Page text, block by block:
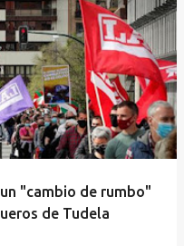
"cambio de rumbo"
de Tudela